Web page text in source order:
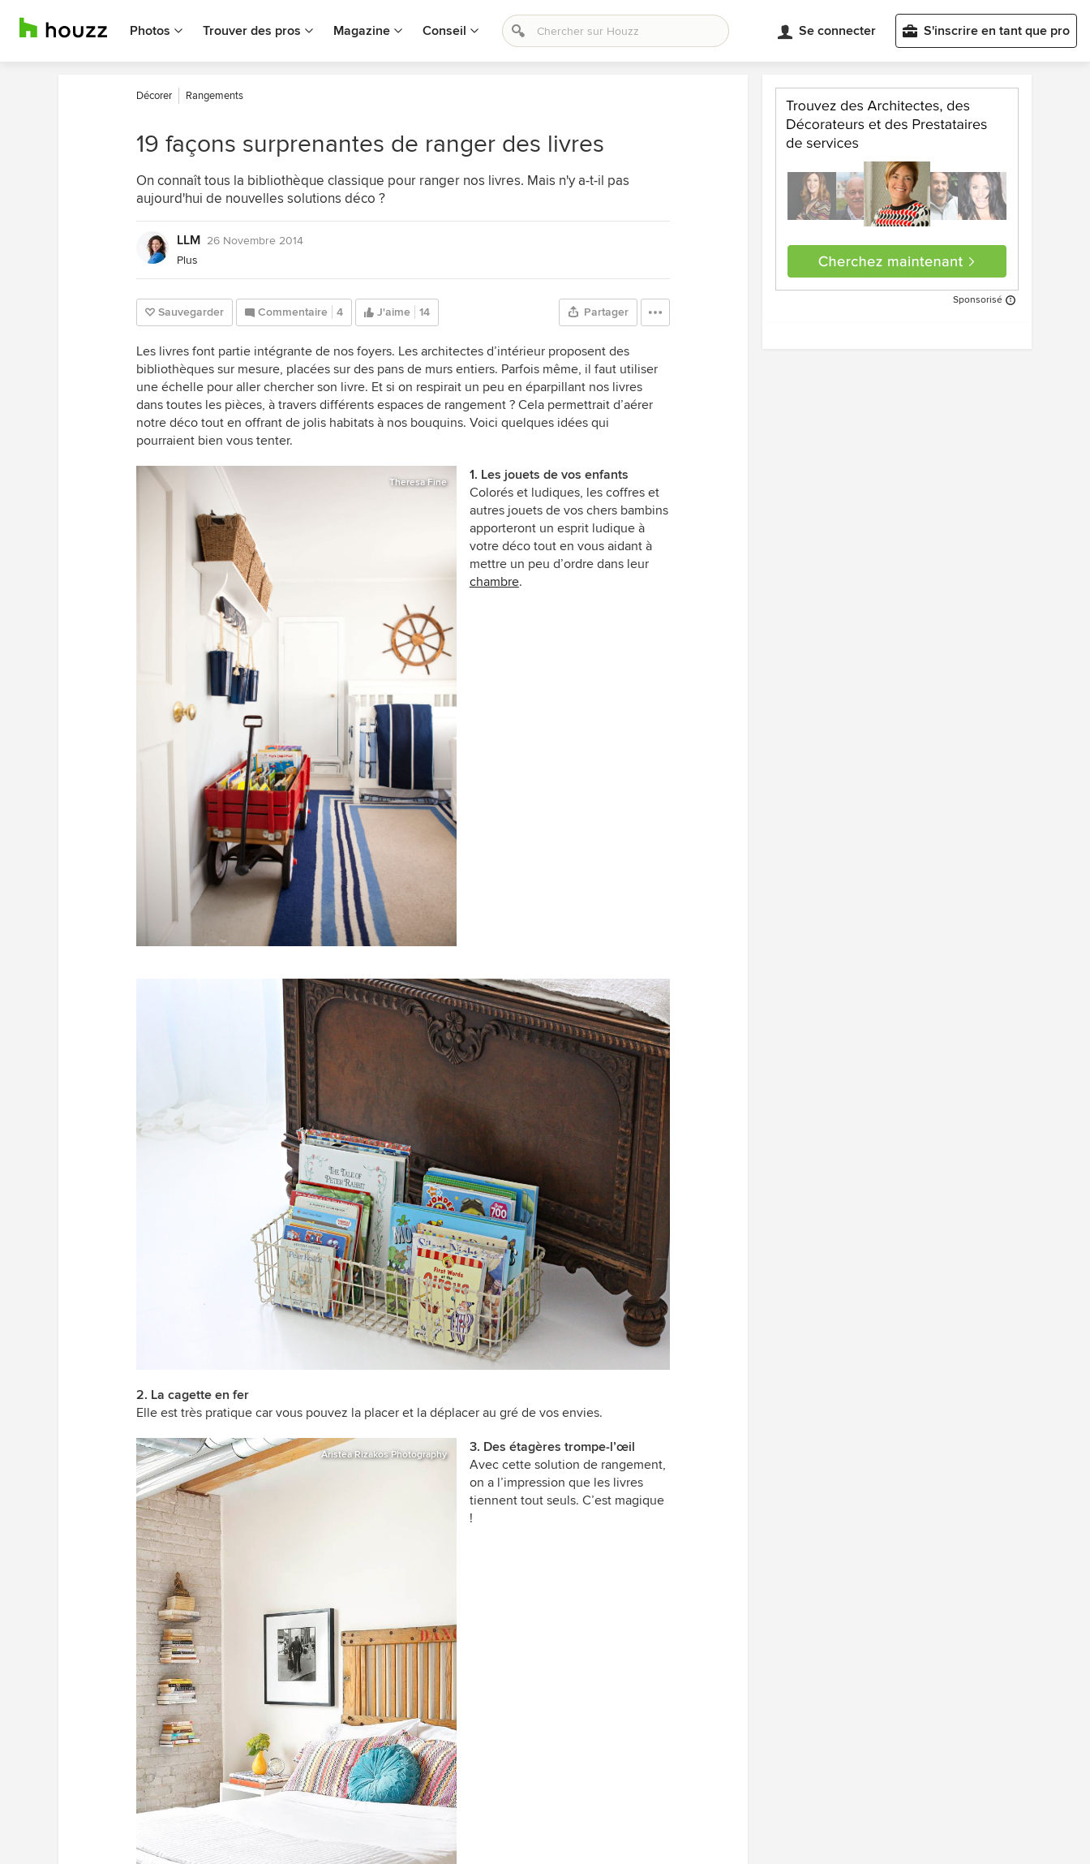
Photos Trouver des pros Magazine Conseil Se connecter S'inscrire en tant que pro
Décorer Rangements
19 façons surprenantes de ranger des livres
On connaît tous la bibliothèque classique pour ranger nos livres. Mais n'y a-t-il pas
aujourd'hui de nouvelles solutions déco ?
LLM 26 Novembre 2014
Plus
Sauvegarder Commentaire 4 J'aime 14 Partager
Les livres font partie intégrante de nos foyers. Les architectes d’intérieur proposent des
bibliothèques sur mesure, placées sur des pans de murs entiers. Parfois même, il faut utiliser
une échelle pour aller chercher son livre. Et si on respirait un peu en éparpillant nos livres
dans toutes les pièces, à travers différents espaces de rangement ? Cela permettrait d’aérer
notre déco tout en offrant de jolis habitats à nos bouquins. Voici quelques idées qui
pourraient bien vous tenter.
Theresa Fine
1. Les jouets de vos enfants
Colorés et ludiques, les coffres et
autres jouets de vos chers bambins
apporteront un esprit ludique à
votre déco tout en vous aidant à
mettre un peu d’ordre dans leur
chambre.
2. La cagette en fer
Elle est très pratique car vous pouvez la placer et la déplacer au gré de vos envies.
Aristea Rizakos Photography
3. Des étagères trompe-l’œil
Avec cette solution de rangement,
on a l’impression que les livres
tiennent tout seuls. C’est magique
!
Sponsorisé